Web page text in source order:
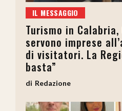
IL MESSAGGIO
Turismo in Calabria,
servono imprese
di visitatori. La
basta”
Redazione